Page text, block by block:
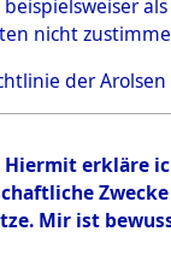
-
beispielsweiser
nicht
der Arolsen
erkläre
Mir ist